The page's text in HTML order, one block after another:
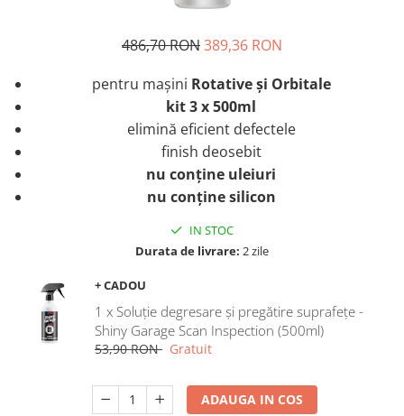
486,70 RON389,36 RON
pentru mașini Rotative și Orbitale
kit 3 x 500ml
elimină eficient defectele
finish deosebit
nu conţine uleiuri
nu conţine silicon
IN STOC
Durata de livrare: 2 zile
+ CADOU
1 x Soluție degresare şi pregătire suprafeţe -
Shiny Garage Scan Inspection (500ml)
53,90 RON Gratuit
ADAUGA IN COS